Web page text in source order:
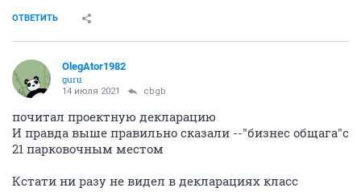
ОТВЕТИТЬ
OlegAtor1982
guru
14 июля 2021 cbgb
почитал проектную декларацию
И правда выше правильно сказали --"бизнес общага"с
21 парковочным местом
Кстати ни разу не видел в декларациях класс